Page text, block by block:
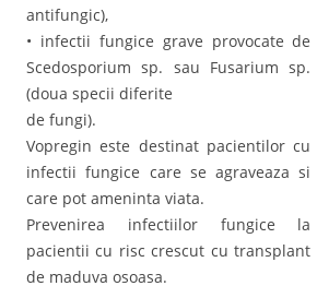
antifungic),
• infectii fungice grave provocate de
Scedosporium sp. sau Fusarium sp.
(doua specii diferite
de fungi).
Vopregin este destinat pacientilor cu
infectii fungice care se agraveaza si
care pot ameninta viata.
Prevenirea infectiilor fungice la
pacientii cu risc crescut cu transplant
de maduva osoasa.